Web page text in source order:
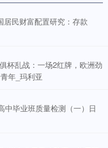
居民财富配置研究：存款
杯乱战：一场2红牌，欧洲劲
年_玛利亚
中毕业班质量检测（一）日